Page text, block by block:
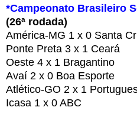
*Campeonato Brasileiro
(26ª rodada)
América-MG 1 x 0 Santa
Ponte Preta 3 x 1 Ceará
Oeste 4 x 1 Bragantino
Avaí 2 x 0 Boa Esporte
Atlético-GO 2 x 1
Icasa 1 x 0 ABC